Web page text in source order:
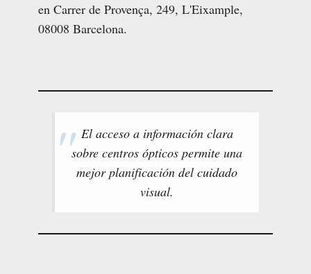
en Carrer de Provença, 249, L'Eixample,
08008 Barcelona.
El acceso a información clara
sobre centros ópticos permite una
mejor planificación del cuidado
visual.